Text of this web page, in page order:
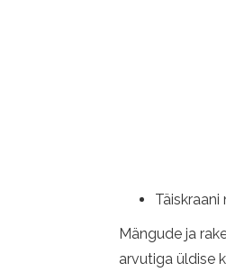
Täiskraani
Mängude ja
arvutiga üldise